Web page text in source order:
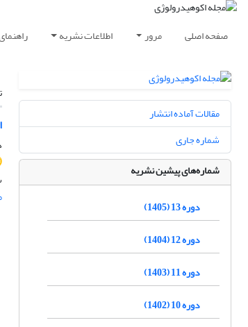
صفحه اصلی مرور اطلاعات نشریه
مقالات آماده انتشار
شماره جاری
شماره‌های پیشین نشریه
دوره 13 (1405)
دوره 12 (1404)
دوره 11 (1403)
دوره 10 (1402)